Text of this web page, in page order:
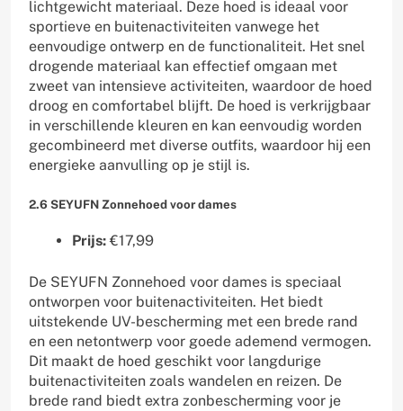
lichtgewicht materiaal. Deze hoed is ideaal voor
sportieve en buitenactiviteiten vanwege het
eenvoudige ontwerp en de functionaliteit. Het snel
drogende materiaal kan effectief omgaan met
zweet van intensieve activiteiten, waardoor de hoed
droog en comfortabel blijft. De hoed is verkrijgbaar
in verschillende kleuren en kan eenvoudig worden
gecombineerd met diverse outfits, waardoor hij een
energieke aanvulling op je stijl is.
2.6 SEYUFN Zonnehoed voor dames
Prijs:€17,99
De SEYUFN Zonnehoed voor dames is speciaal
ontworpen voor buitenactiviteiten. Het biedt
uitstekende UV-bescherming met een brede rand
en een netontwerp voor goede ademend vermogen.
Dit maakt de hoed geschikt voor langdurige
buitenactiviteiten zoals wandelen en reizen. De
brede rand biedt extra zonbescherming voor je